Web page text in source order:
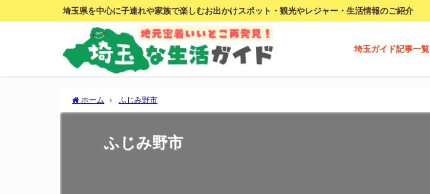
埼玉県を中心に子連れや家族で楽しむお出かけスポット・観光やレジャー・生活情報のご紹介
埼玉ガイド記事一覧
ホーム ふじみ野市
ふじみ野市